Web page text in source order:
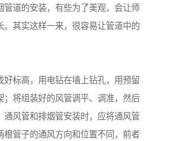
管道的安装，有些为了美观，会让师
。其实这样一来，很容易让管道中的
好标高，用电钻在墙上钻孔，用预留
；将组装好的风管调平、调准，然后
通风管和排烟管安装时，应将通风管
根管子的通风方向和位置不同，前者